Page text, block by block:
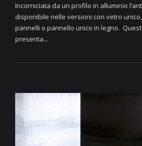
Incorniciata da un profilo in alluminio
disponibile nelle versioni con vetro
pannelli o pannello unico in legno.
presenta...